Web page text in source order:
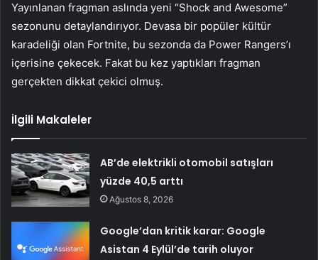
Yayınlanan fragman aslında yeni “Shock and Awesome”
sezonunu detaylandırıyor. Devasa bir popüler kültür
karadeliği olan Fortnite, bu sezonda da Power Rangers’ı
içerisine çekecek. Fakat bu kez yaptıkları fragman
gerçekten dikkat çekici olmuş.
İlgili Makaleler
AB’de elektrikli otomobil satışları
yüzde 40,5 arttı
Ağustos 8, 2026
Google’dan kritik karar: Google
Asistan 4 Eylül’de tarih oluyor